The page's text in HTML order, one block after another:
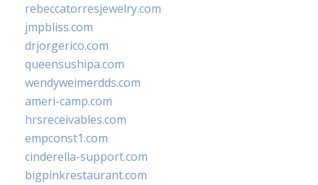
rebeccatorresjewelry.com
jmpbliss.com
drjorgerico.com
queensushipa.com
wendyweimerdds.com
ameri-camp.com
hrsreceivables.com
empconst1.com
cinderella-support.com
bigpinkrestaurant.com